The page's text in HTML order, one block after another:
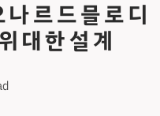
나르드믈로디
대한설계